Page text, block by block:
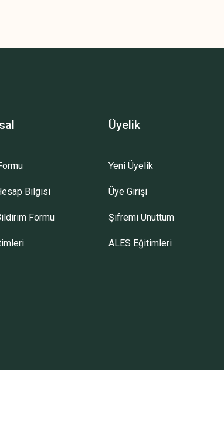
Bilgisi
Formu
Üyelik
Yeni Üyelik
Üye Girişi
Şifremi Unuttum
ALES Eğitimleri